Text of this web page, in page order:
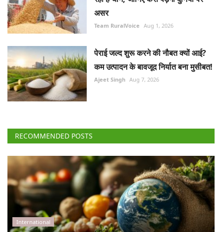
असर
Team RuralVoice Aug 1, 2026
पेराई जल्द शुरू करने की नौबत क्यों आई?
कम उत्पादन के बावजूद निर्यात बना मुसीबत!
Ajeet Singh Aug 7, 2026
RECOMMENDED POSTS
International